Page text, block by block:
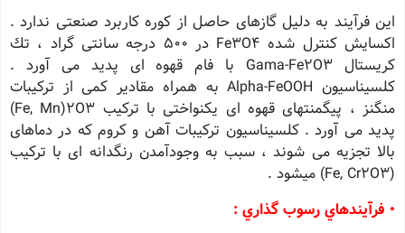
این فرآیند به دلیل گازهای حاصل از كوره كاربرد صنعتی ندارد .
اكسایش كنترل شده Fe3O4 در 500 درجه سانتی گراد ، تك
كریستال Gama-Fe2O3 با فام قهوه ای پدید می آورد .
كلسیناسیون Alpha-FeOOH به همراه مقادیر كمی از تركیبات
منگنز ، پیگمنتهای قهوه ای یكنواختی با تركیب Fe, Mn)2O3)
پدید می آورد . كلسیناسیون تركیبات آهن و كروم كه در دماهای
بالا تجزیه می شوند ، سبب به وجودآمدن رنگدانه ای با تركیب
(Fe, Cr2O3) میشود .
• فرآيندهاي رسوب گذاري :